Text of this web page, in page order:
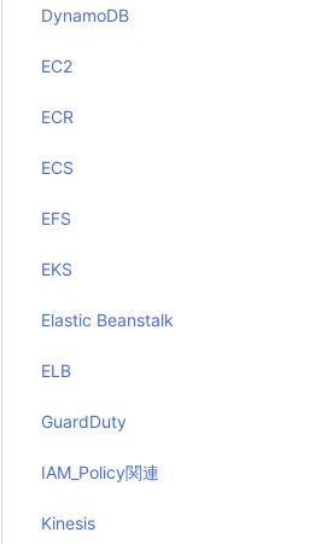
DynamoDB
EC2
ECR
ECS
EFS
EKS
Elastic Beanstalk
ELB
GuardDuty
IAM_Policy関連
Kinesis